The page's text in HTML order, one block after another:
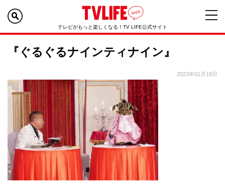
テレビがもっと楽しくなる！TV LIFE公式サイト
『ぐるぐるナインティナイン』
2023年01月18日